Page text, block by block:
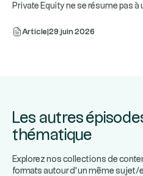
Private Equity ne se résume pas à
Article 29 juin 2026
Les autres
thématique
Explorez nos collections de
formats autour d’un même